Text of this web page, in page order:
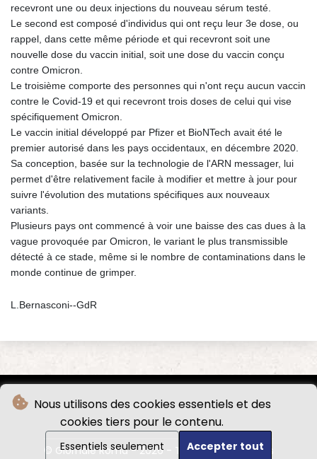
Nous utilisons des cookies essentiels et des
cookies tiers pour le contenu.
Essentiels seulement Accepter tout
recevront une ou deux injections du nouveau sérum testé.
Le second est composé d'individus qui ont reçu leur 3e dose, ou
rappel, dans cette même période et qui recevront soit une
nouvelle dose du vaccin initial, soit une dose du vaccin conçu
contre Omicron.
Le troisième comporte des personnes qui n'ont reçu aucun vaccin
contre le Covid-19 et qui recevront trois doses de celui qui vise
spécifiquement Omicron.
Le vaccin initial développé par Pfizer et BioNTech avait été le
premier autorisé dans les pays occidentaux, en décembre 2020.
Sa conception, basée sur la technologie de l'ARN messager, lui
permet d'être relativement facile à modifier et mettre à jour pour
suivre l'évolution des mutations spécifiques aux nouveaux
variants.
Plusieurs pays ont commencé à voir une baisse des cas dues à la
vague provoquée par Omicron, le variant le plus transmissible
détecté à ce stade, même si le nombre de contaminations dans le
monde continue de grimper.
L.Bernasconi--GdR
© Giornale Roma - 2026 - Tous droits réservés